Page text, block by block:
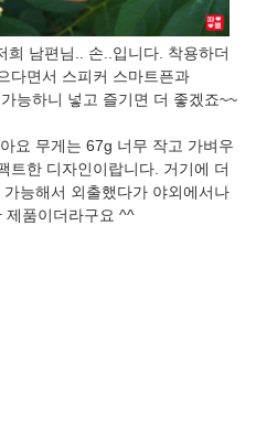
희 남편님.. 손..입니다. 착용하더
다면서 스피커 스마트픈과
가능하니 넣고 즐기면 더 좋겠죠~~
요 무게는 67g 너무 작고 가벼우
트한 디자인이랍니다. 거기에 더
능해서 외출했다가 야외에서나
제품이더라구요 ^^